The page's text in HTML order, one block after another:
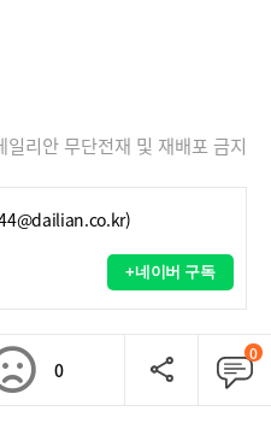
리안 무단전재 및 재배포 금지
+네이버 구독
0
0